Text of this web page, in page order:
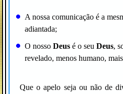
A nossa comunicação é a
adiantada;
O nosso Deus é o seu Deus,
revelado, menos humano,
Que o apelo seja ou não de